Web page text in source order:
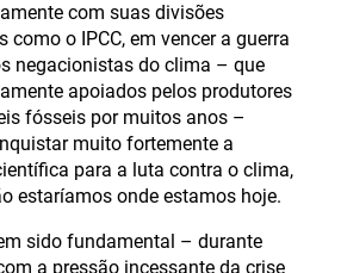
com suas divisões
como o IPCC, em vencer a guerra
negacionistas do clima – que
apoiados pelos produtores
fósseis por muitos anos –
muito fortemente a
para a luta contra o clima,
estaríamos onde estamos hoje.
sido fundamental – durante
a pressão incessante da crise